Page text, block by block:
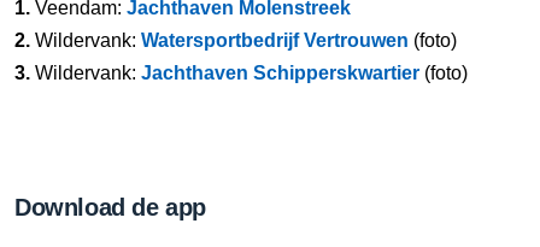
1. Veendam: Jachthaven Molenstreek
2. Wildervank: Watersportbedrijf Vertrouwen (foto)
3. Wildervank: Jachthaven Schipperskwartier (foto)
Download de app